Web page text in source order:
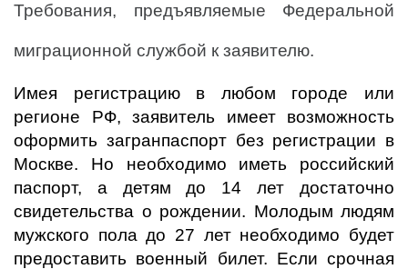
Требования, предъявляемые Федеральной
миграционной службой к заявителю.
Имея регистрацию в любом городе или
регионе РФ, заявитель имеет возможность
оформить загранпаспорт без регистрации в
Москве. Но необходимо иметь российский
паспорт, а детям до 14 лет достаточно
свидетельства о рождении. Молодым людям
мужского пола до 27 лет необходимо будет
предоставить военный билет. Если срочная